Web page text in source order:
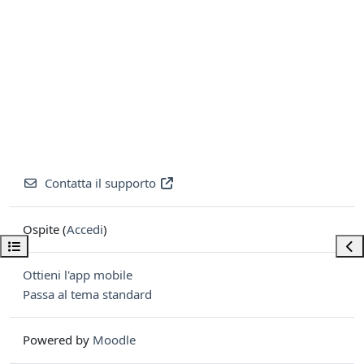
Apri indice del corso
Contatta il supporto
Ospite (Accedi)
Ottieni l'app mobile
Passa al tema standard
Powered by Moodle